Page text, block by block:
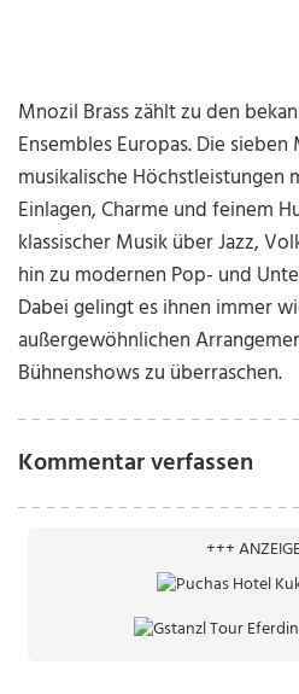
Mnozil Brass zählt zu den
Ensembles Europas. Die
musikalische Höchstleistungen
Einlagen, Charme und feinem
klassischer Musik über Jazz,
hin zu modernen Pop- und
Dabei gelingt es ihnen immer
außergewöhnlichen
Bühnenshows zu überraschen.
Kommentar verfassen
+++